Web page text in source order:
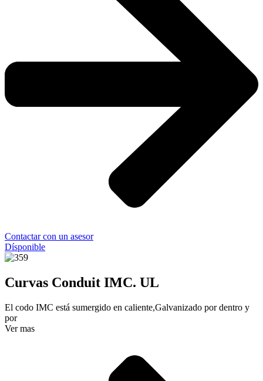
Contactar con un asesor
Dísponible
Curvas Conduit IMC. UL
El codo IMC está sumergido en caliente,Galvanizado por dentro y
por
Ver mas